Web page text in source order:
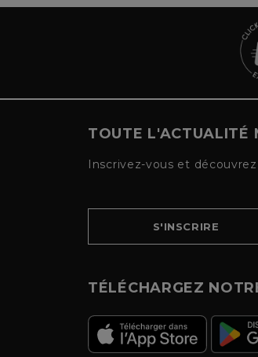
TOUTE L'ACTUALITÉ
Inscrivez-vous et
S'INSCRIRE
TÉLÉCHARGEZ